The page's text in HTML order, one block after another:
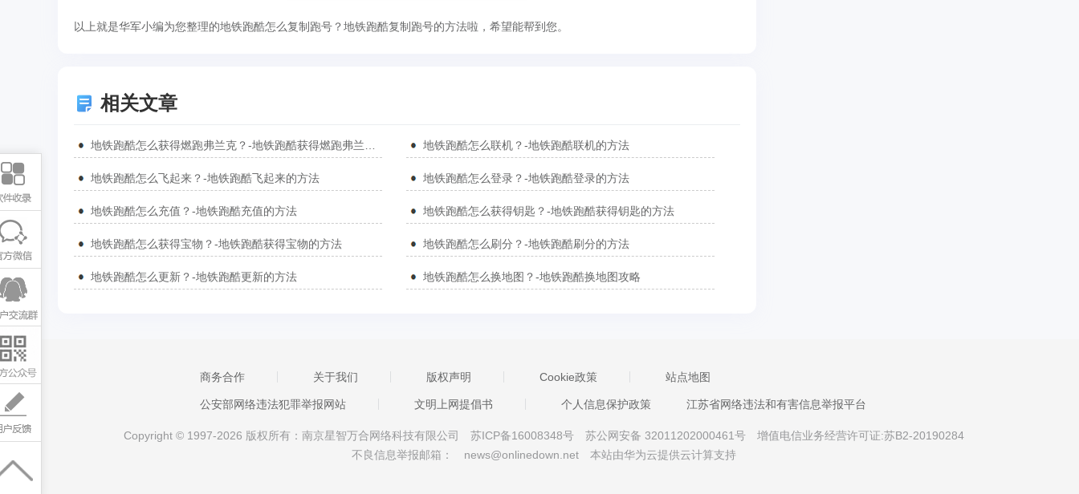
以上就是华军小编为您整理的地铁跑酷怎么复制跑号？地铁跑酷复制跑号的方法啦，希望能帮到您。
相关文章
地铁跑酷怎么联机？-地铁跑酷联机的方法
地铁跑酷怎么飞起来？-地铁跑酷飞起来的方法 地铁跑酷怎么登录？-地铁跑酷登录的方法
地铁跑酷怎么充值？-地铁跑酷充值的方法 地铁跑酷怎么获得钥匙？-地铁跑酷获得钥匙的方法
地铁跑酷怎么获得宝物？-地铁跑酷获得宝物的方法 地铁跑酷怎么刷分？-地铁跑酷刷分的方法
地铁跑酷怎么更新？-地铁跑酷更新的方法 地铁跑酷怎么换地图？-地铁跑酷换地图攻略
商务合作 关于我们 版权声明 Cookie政策 站点地图
公安部网络违法犯罪举报网站 文明上网提倡书 个人信息保护政策 江苏省网络违法和有害信息举报平台
Copyright © 1997-2026 版权所有：南京星智万合网络科技有限公司 苏ICP备16008348号 苏公网安备 32011202000461号
增值电信业务经营许可证:苏B2-20190284
不良信息举报邮箱：
news@onlinedown.net 本站由华为云提供云计算支持